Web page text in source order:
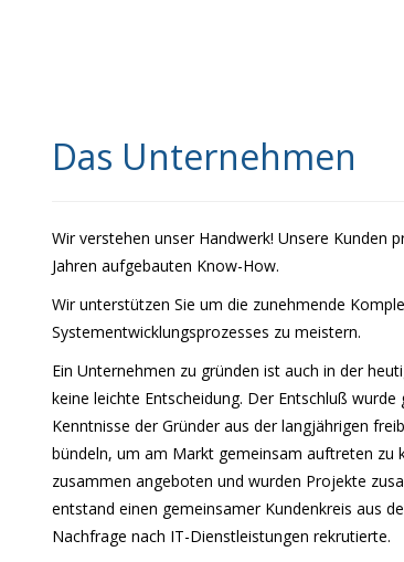
Das Unternehmen
Wir verstehen unser Handwerk! Unsere Kunden
Jahren aufgebauten Know-How.
Wir unterstützen Sie um die zunehmende
Systementwicklungsprozesses zu meistern.
Ein Unternehmen zu gründen ist auch in der
keine leichte Entscheidung. Der Entschluß wurde
Kenntnisse der Gründer aus der langjährigen
bündeln, um am Markt gemeinsam auftreten zu
zusammen angeboten und wurden Projekte
entstand einen gemeinsamer Kundenkreis aus
Nachfrage nach IT-Dienstleistungen rekrutierte.